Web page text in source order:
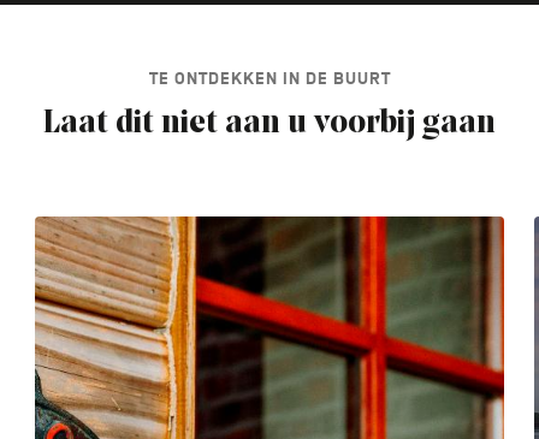
TE ONTDEKKEN IN DE BUURT
Laat dit niet aan u voorbij gaan